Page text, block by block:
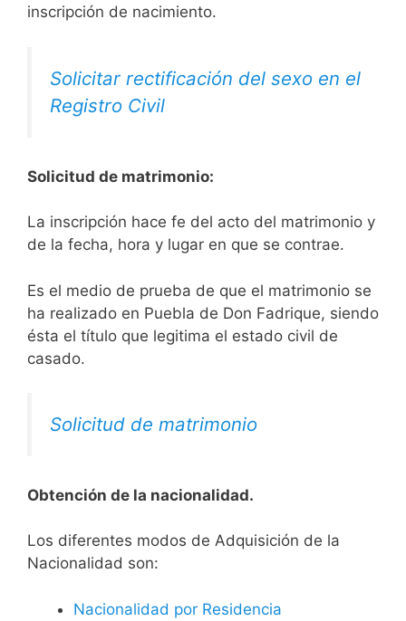
inscripción de nacimiento.
Solicitar rectificación del sexo en el
Registro Civil
Solicitud de matrimonio:
La inscripción hace fe del acto del matrimonio y
de la fecha, hora y lugar en que se contrae.
Es el medio de prueba de que el matrimonio se
ha realizado en Puebla de Don Fadrique, siendo
ésta el título que legitima el estado civil de
casado.
Solicitud de matrimonio
Obtención de la nacionalidad.
​​​Los diferentes modos de Adquisición de la
Nacionalidad son:
Nacionalidad por Residencia